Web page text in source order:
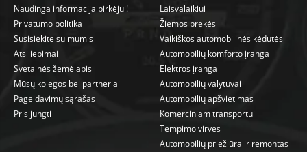
Naudinga informacija pirkėjui!
Privatumo politika
Susisiekite su mumis
Atsiliepimai
Svetainės žemėlapis
Mūsų kolegos bei partneriai
Pageidavimų sąrašas
Prisijungti
Laisvalaikiui
Žiemos prekės
Vaikiškos automobilinės kėdutės
Automobilių komforto įranga
Elektros įranga
Automobilių valytuvai
Automobilių apšvietimas
Komerciniam transportui
Tempimo virvės
Automobilių priežiūra ir remontas